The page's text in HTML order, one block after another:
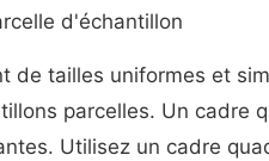
d'échantillon
de tailles uniformes et
parcelles. Un cadre
Utilisez un cadre